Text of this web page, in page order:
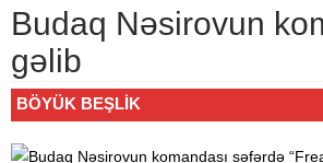
Budaq Nəsirovun
gəlib
BÖYÜK BEŞLIK